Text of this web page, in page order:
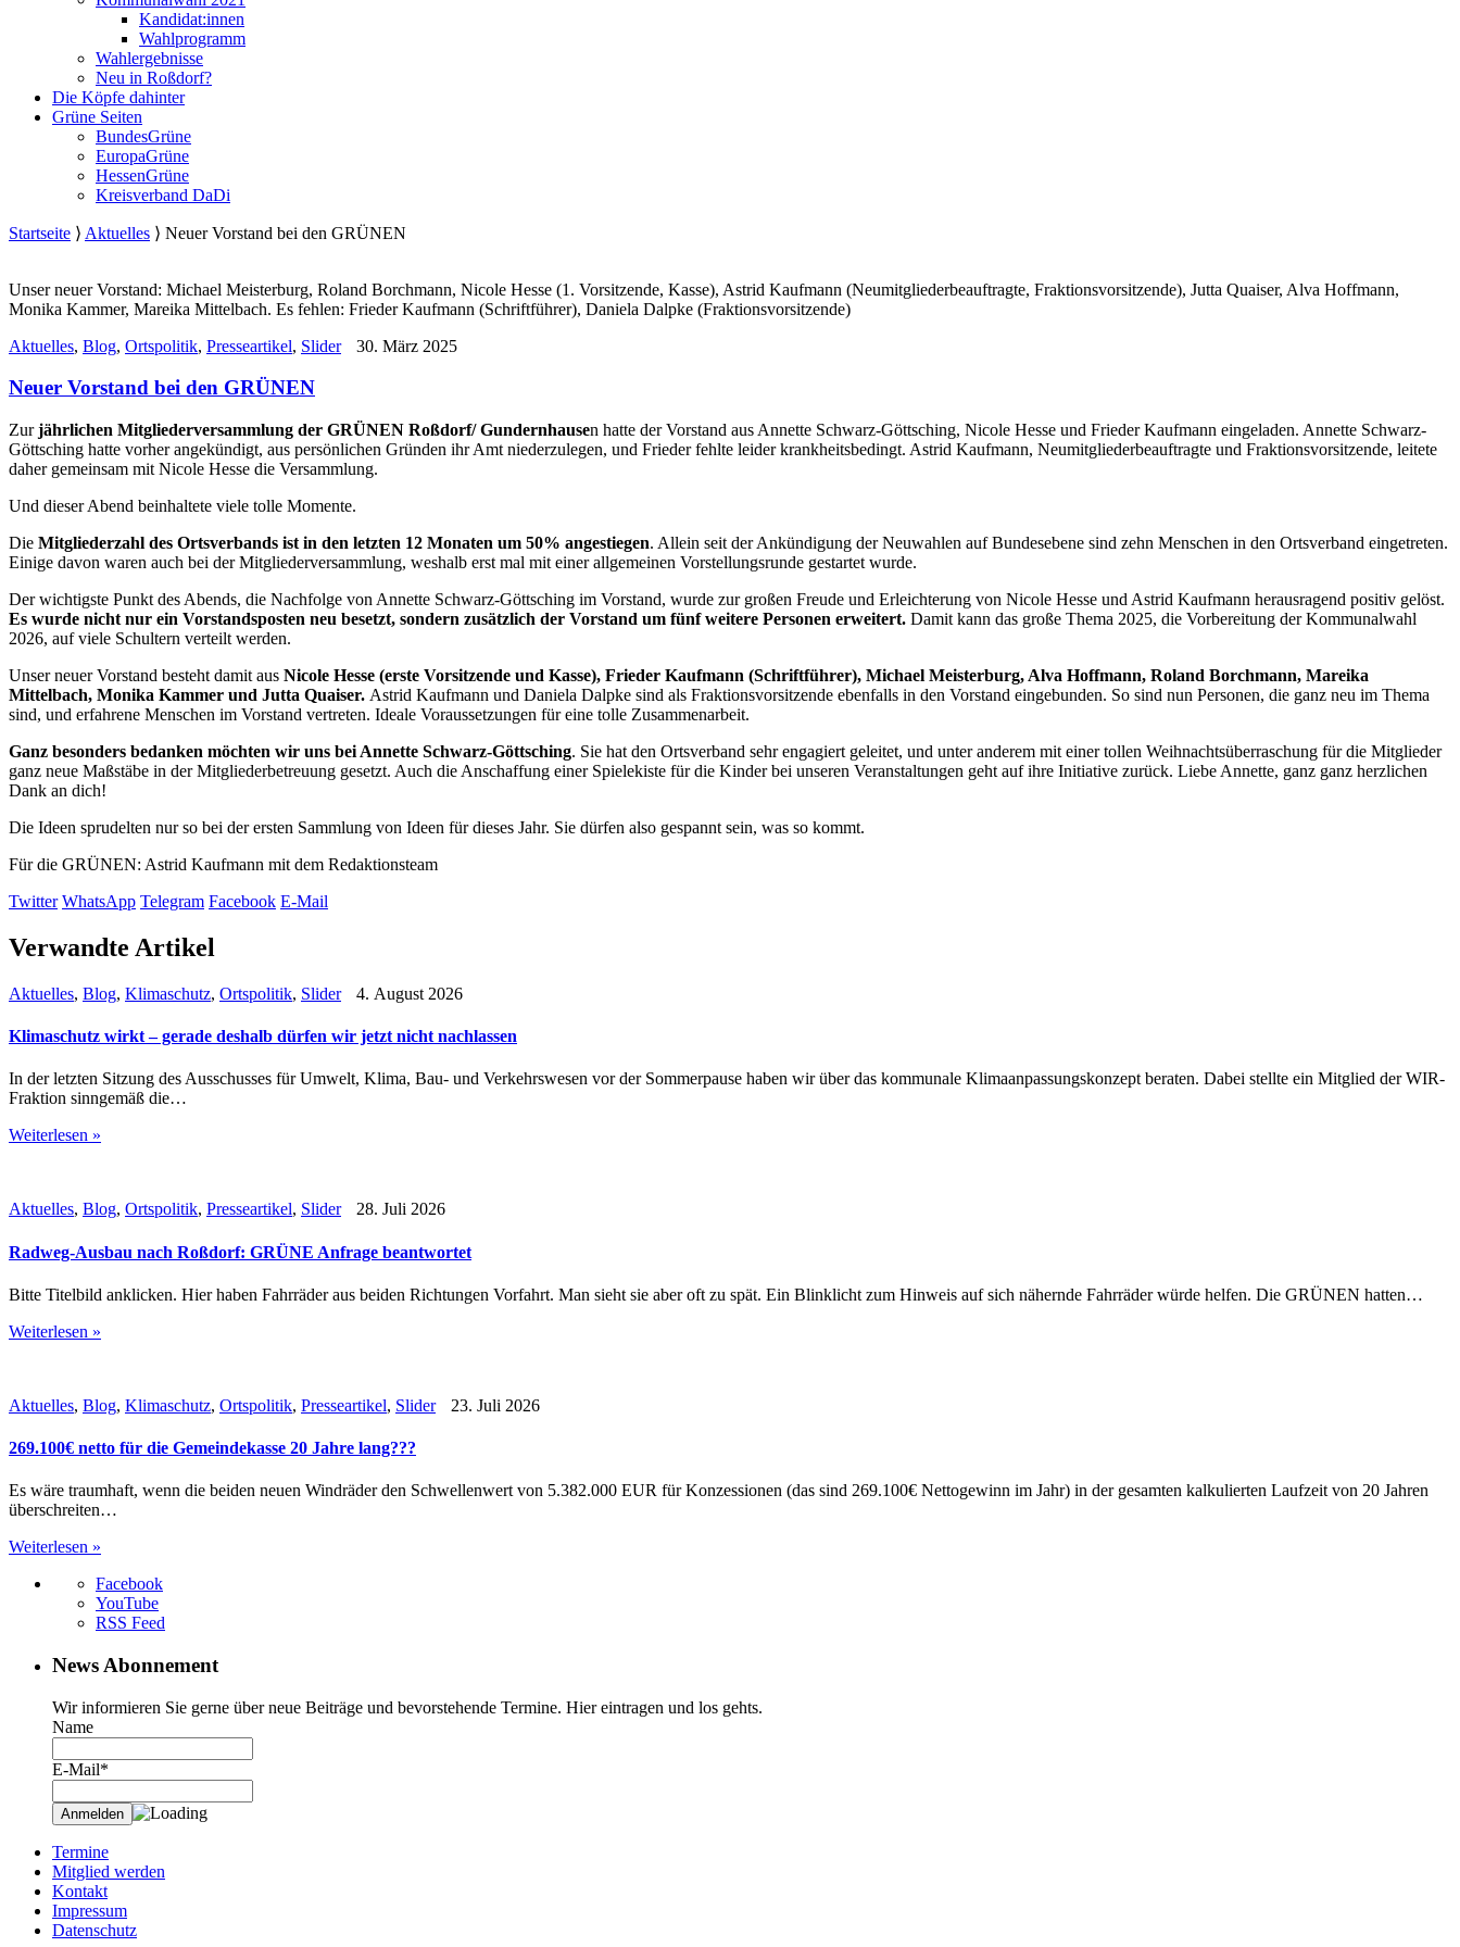
Kandidat:innen
Wahlprogramm
Wahlergebnisse
Neu in Roßdorf?
Die Köpfe dahinter
Grüne Seiten
BundesGrüne
EuropaGrüne
HessenGrüne
Kreisverband DaDi
Startseite ⟩ Aktuelles ⟩ Neuer Vorstand bei den GRÜNEN
Unser neuer Vorstand: Michael Meisterburg, Roland Borchmann, Nicole Hesse (1. Vorsitzende, Kasse), Astrid Kaufmann (Neumitgliederbeauftragte, Fraktionsvorsitzende), Jutta Quaiser, Alva Hoffmann,
Monika Kammer, Mareika Mittelbach. Es fehlen: Frieder Kaufmann (Schriftführer), Daniela Dalpke (Fraktionsvorsitzende)
Aktuelles, Blog, Ortspolitik, Presseartikel, Slider 30. März 2025
Neuer Vorstand bei den GRÜNEN
Zurjährlichen Mitgliederversammlung der GRÜNEN Roßdorf/ Gundernhausen hatte der Vorstand aus Annette Schwarz-Göttsching, Nicole Hesse und Frieder Kaufmann eingeladen. Annette Schwarz-
Göttsching hatte vorher angekündigt, aus persönlichen Gründen ihr Amt niederzulegen, und Frieder fehlte leider krankheitsbedingt. Astrid Kaufmann, Neumitgliederbeauftragte und Fraktionsvorsitzende, leitete
daher gemeinsam mit Nicole Hesse die Versammlung.
Und dieser Abend beinhaltete viele tolle Momente.
Die Mitgliederzahl des Ortsverbands ist in den letzten 12 Monaten um 50% angestiegen. Allein seit der Ankündigung der Neuwahlen auf Bundesebene sind zehn Menschen in den Ortsverband eingetreten.
Einige davon waren auch bei der Mitgliederversammlung, weshalb erst mal mit einer allgemeinen Vorstellungsrunde gestartet wurde.
Der wichtigste Punkt des Abends, die Nachfolge von Annette Schwarz-Göttsching im Vorstand, wurde zur großen Freude und Erleichterung von Nicole Hesse und Astrid Kaufmann herausragend positiv gelöst.
Es wurde nicht nur ein Vorstandsposten neu besetzt, sondern zusätzlich der Vorstand um fünf weitere Personen erweitert. Damit kann das große Thema 2025, die Vorbereitung der Kommunalwahl
2026, auf viele Schultern verteilt werden.
Unser neuer Vorstand besteht damit aus Nicole Hesse (erste Vorsitzende und Kasse), Frieder Kaufmann (Schriftführer), Michael Meisterburg, Alva Hoffmann, Roland Borchmann, Mareika
Mittelbach, Monika Kammer und Jutta Quaiser. Astrid Kaufmann und Daniela Dalpke sind als Fraktionsvorsitzende ebenfalls in den Vorstand eingebunden. So sind nun Personen, die ganz neu im Thema
sind, und erfahrene Menschen im Vorstand vertreten. Ideale Voraussetzungen für eine tolle Zusammenarbeit.
Ganz besonders bedanken möchten wir uns bei Annette Schwarz-Göttsching. Sie hat den Ortsverband sehr engagiert geleitet, und unter anderem mit einer tollen Weihnachtsüberraschung für die Mitglieder
ganz neue Maßstäbe in der Mitgliederbetreuung gesetzt. Auch die Anschaffung einer Spielekiste für die Kinder bei unseren Veranstaltungen geht auf ihre Initiative zurück. Liebe Annette, ganz ganz herzlichen
Dank an dich!
Die Ideen sprudelten nur so bei der ersten Sammlung von Ideen für dieses Jahr. Sie dürfen also gespannt sein, was so kommt.
Für die GRÜNEN: Astrid Kaufmann mit dem Redaktionsteam
Twitter WhatsApp Telegram Facebook E-Mail
Verwandte Artikel
Aktuelles, Blog, Klimaschutz, Ortspolitik, Slider 4. August 2026
Klimaschutz wirkt – gerade deshalb dürfen wir jetzt nicht nachlassen
In der letzten Sitzung des Ausschusses für Umwelt, Klima, Bau- und Verkehrswesen vor der Sommerpause haben wir über das kommunale Klimaanpassungskonzept beraten. Dabei stellte ein Mitglied der WIR-
Fraktion sinngemäß die…
Weiterlesen »
Aktuelles, Blog, Ortspolitik, Presseartikel, Slider 28. Juli 2026
Radweg-Ausbau nach Roßdorf: GRÜNE Anfrage beantwortet
Bitte Titelbild anklicken. Hier haben Fahrräder aus beiden Richtungen Vorfahrt. Man sieht sie aber oft zu spät. Ein Blinklicht zum Hinweis auf sich nähernde Fahrräder würde helfen. Die GRÜNEN hatten…
Weiterlesen »
Aktuelles, Blog, Klimaschutz, Ortspolitik, Presseartikel, Slider 23. Juli 2026
269.100€ netto für die Gemeindekasse 20 Jahre lang???
Es wäre traumhaft, wenn die beiden neuen Windräder den Schwellenwert von 5.382.000 EUR für Konzessionen (das sind 269.100€ Nettogewinn im Jahr) in der gesamten kalkulierten Laufzeit von 20 Jahren
überschreiten…
Weiterlesen »
Facebook
YouTube
RSS Feed
News Abonnement
Wir informieren Sie gerne über neue Beiträge und bevorstehende Termine. Hier eintragen und los gehts.
Name
E-Mail*
Termine
Mitglied werden
Kontakt
Impressum
Datenschutz